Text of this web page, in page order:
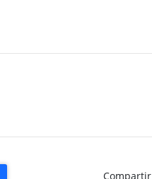
Compartir